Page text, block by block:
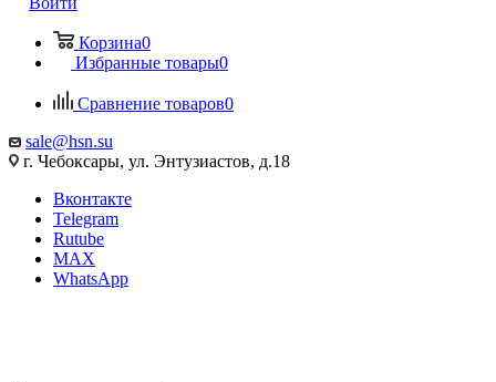
Корзина0
Избранные товары0
Сравнение товаров0
sale@hsn.su
г. Чебоксары, ул. Энтузиастов, д.18
Вконтакте
Telegram
Rutube
MAX
WhatsApp